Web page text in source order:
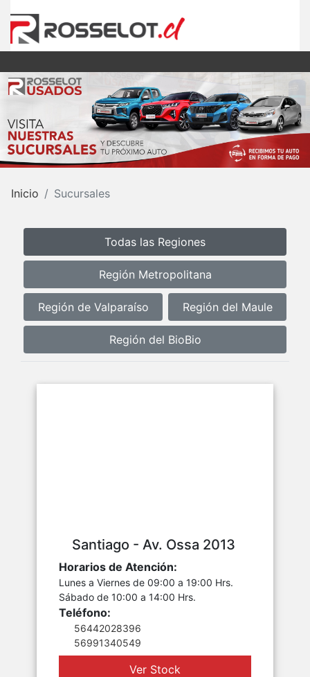
Inicio Sucursales
Todas las Regiones
Región Metropolitana
Región de Valparaíso Región del Maule
Región del BioBio
Santiago - Av. Ossa 2013
Horarios de Atención:
Lunes a Viernes de 09:00 a 19:00 Hrs.
Sábado de 10:00 a 14:00 Hrs.
Teléfono:
56442028396
56991340549
Ver Stock